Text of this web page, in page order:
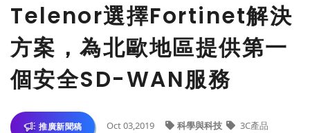
Telenor選擇Fortinet解決
方案，為北歐地區提供第一
個安全SD-WAN服務
推廣新聞稿 Oct 03,2019 科學與科技 3C產品